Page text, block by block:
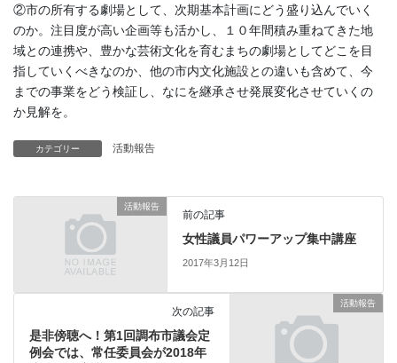
②市の所有する劇場として、次期基本計画にどう盛り込んでいく
のか。注目度が高い企画等も活かし、１０年間積み重ねてきた地
域との連携や、豊かな芸術文化を育むまちの劇場としてどこを目
指していくべきなのか、他の市内文化施設との違いも含めて、今
までの事業をどう検証し、なにを継承させ発展変化させていくの
か見解を。
カテゴリー 活動報告
活動報告
前の記事
女性議員パワーアップ集中講座
2017年3月12日
活動報告
次の記事
是非傍聴へ！第1回調布市議会定
例会では、常任委員会が2018年